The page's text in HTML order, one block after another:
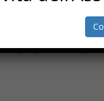
l’avvio di una
“utili” che i
proprio